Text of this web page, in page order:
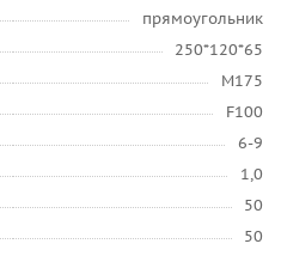
прямоугольник
250*120*65
М175
F100
6-9
1,0
50
50